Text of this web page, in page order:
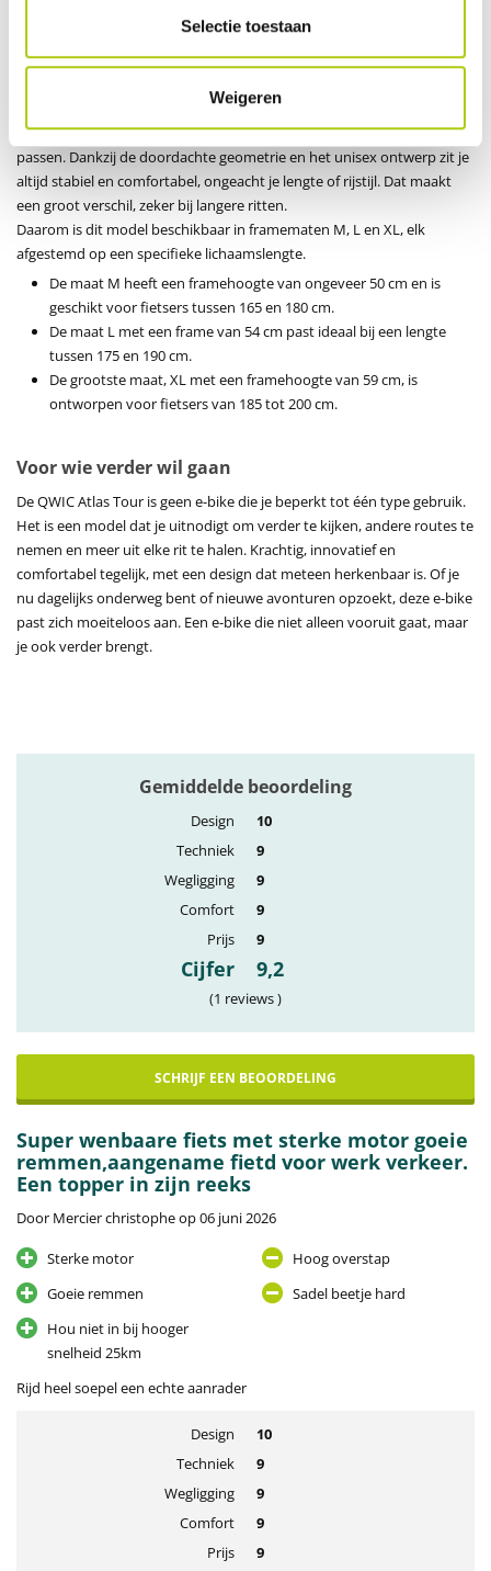
Selectie toestaan
Weigeren
onderweg je smartphone kan opladen, handig tijdens langere ritten of
navigatie.
Framematen en pasvorm
Een fiets als de Atlas moet niet alleen krachtig zijn, maar ook perfect
passen. Dankzij de doordachte geometrie en het unisex ontwerp zit je
altijd stabiel en comfortabel, ongeacht je lengte of rijstijl. Dat maakt
een groot verschil, zeker bij langere ritten.
Daarom is dit model beschikbaar in framematen M, L en XL, elk
afgestemd op een specifieke lichaamslengte.
De maat M heeft een framehoogte van ongeveer 50 cm en is
geschikt voor fietsers tussen 165 en 180 cm.
De maat L met een frame van 54 cm past ideaal bij een lengte
tussen 175 en 190 cm.
De grootste maat, XL met een framehoogte van 59 cm, is
ontworpen voor fietsers van 185 tot 200 cm.
Voor wie verder wil gaan
De QWIC Atlas Tour is geen e-bike die je beperkt tot één type gebruik.
Het is een model dat je uitnodigt om verder te kijken, andere routes te
nemen en meer uit elke rit te halen. Krachtig, innovatief en
comfortabel tegelijk, met een design dat meteen herkenbaar is. Of je
nu dagelijks onderweg bent of nieuwe avonturen opzoekt, deze e-bike
past zich moeiteloos aan. Een e-bike die niet alleen vooruit gaat, maar
je ook verder brengt.
Gemiddelde beoordeling
Design
10
Techniek
9
Wegligging
9
Comfort
9
Prijs
9
Cijfer 9,2
(1 reviews )
SCHRIJF EEN BEOORDELING
Super wenbaare fiets met sterke motor goeie
remmen,aangename fietd voor werk verkeer.
Een topper in zijn reeks
Door Mercier christophe op 06 juni 2026
Sterke motor
Goeie remmen
Hou niet in bij hooger
snelheid 25km
Hoog overstap
Sadel beetje hard
Rijd heel soepel een echte aanrader
Design
10
Techniek
9
Wegligging
9
Comfort
9
Prijs
9